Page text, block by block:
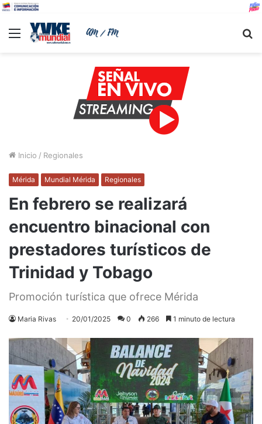
Menu
Inicio / Regionales
Mérida Mundial Mérida Regionales
En febrero se realizará
encuentro binacional con
prestadores turísticos de
Trinidad y Tobago
Promoción turística que ofrece Mérida
Maria Rivas 20/01/2025 0 266 1 minuto de lectura